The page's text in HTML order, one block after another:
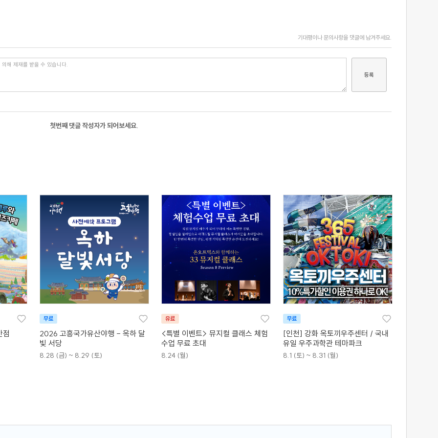
기대평이나 문의사항을 댓글에 남겨주세요.
첫번째 댓글 작성자가 되어보세요.
점
무료
2026 고흥국가유산야행 - 옥하 달
빛 서당
8.28 (금) ~ 8.29 (토)
유료
<특별 이벤트> 뮤지컬 클래스 체험
수업 무료 초대
8.24 (월)
무료
[인천] 강화 옥토끼우주센터 / 국내
유일 우주과학관 테마파크
8.1 (토) ~ 8.31 (월)